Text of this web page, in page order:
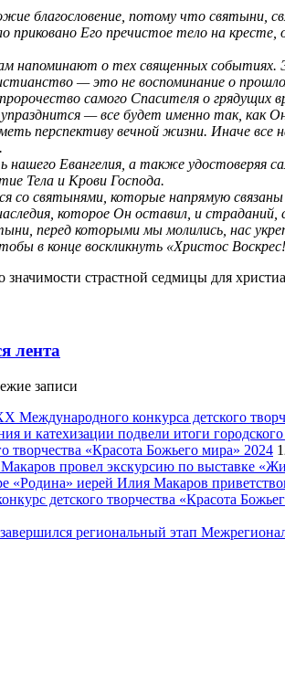
благословение, потому что святыни,
приковано Его пречистое тело на
напоминают о тех священных
— это не воспоминание о
самого Спасителя о
— все будет именно так, как
перспективу вечной жизни. Иначе
нашего Евангелия, а также
Тела и Крови Господа.
со святынями, которые напрямую
которое Он оставил, и страданий,
перед которыми мы молились, нас
в конце воскликнуть «Христос
страстной седмицы для
лента
записи
Международного конкурса детского
и катехизации подвели итоги
творчества «Красота Божьего мира» 2024
провел экскурсию по выставке
«Родина» иерей Илия Макаров
детского творчества «Красота
региональный этап